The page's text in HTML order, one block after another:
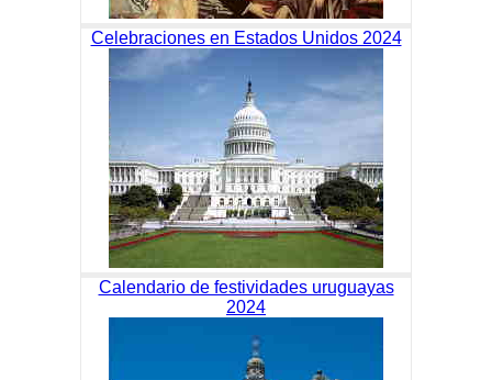
Celebraciones en Estados Unidos 2024
Calendario de festividades uruguayas
2024